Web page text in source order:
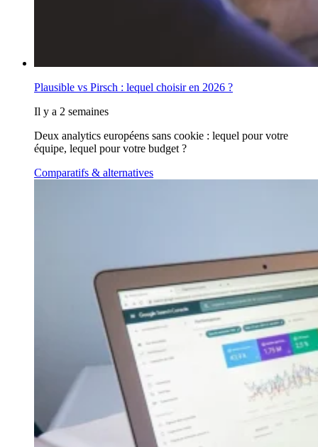
Plausible vs Pirsch : lequel choisir en 2026 ?
Il y a 2 semaines
Deux analytics européens sans cookie : lequel pour votre
équipe, lequel pour votre budget ?
Comparatifs & alternatives